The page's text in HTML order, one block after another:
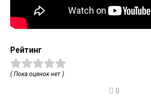
Рейтинг
( Пока оценок нет )
0